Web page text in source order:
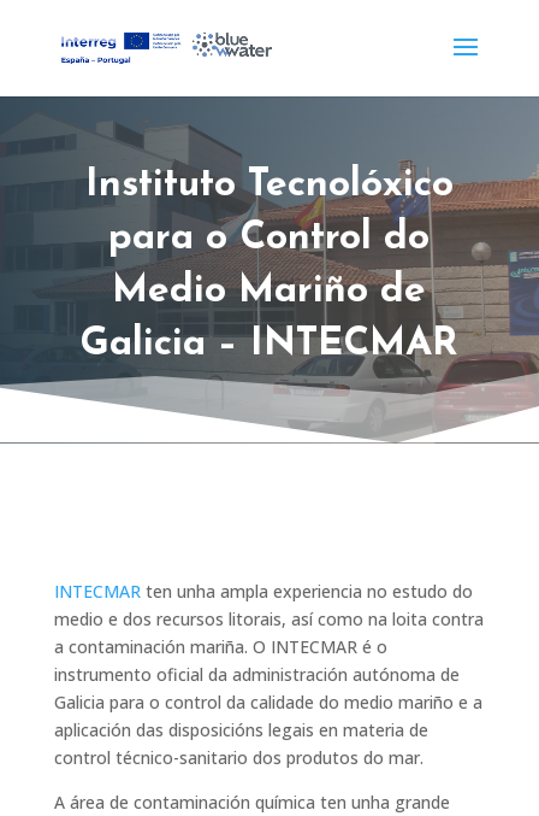
Instituto Tecnolóxico
para o Control do
Medio Mariño de
Galicia – INTECMAR
INTECMARten unha ampla experiencia no estudo do
medio e dos recursos litorais, así como na loita contra
a contaminación mariña. O INTECMAR é o
instrumento oficial da administración autónoma de
Galicia para o control da calidade do medio mariño e a
aplicación das disposicións legais en materia de
control técnico-sanitario dos produtos do mar.
A área de contaminación química ten unha grande